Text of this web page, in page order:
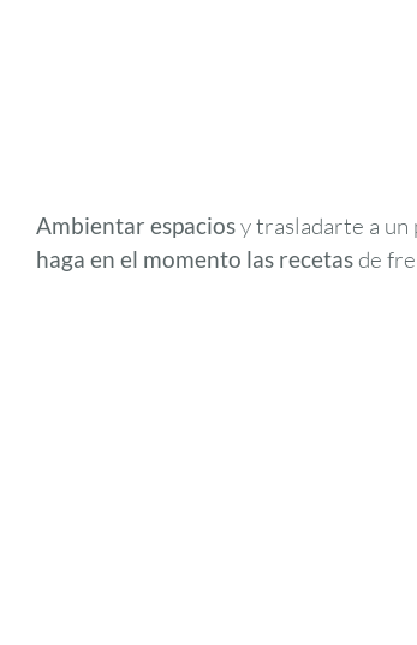
Ambientar espaciosy trasladarte a un
haga en el momento las recetasde